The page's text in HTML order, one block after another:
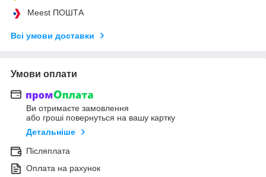
Meest ПОШТА
Всі умови доставки
Умови оплати
Ви отримаєте замовлення
або гроші повернуться на вашу картку
Детальніше
Післяплата
Оплата на рахунок